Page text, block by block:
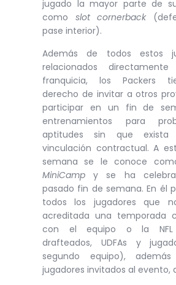
jugado la mayor parte de
como slot cornerback
pase interior).
Además de todos estos
relacionados
franquicia, los Packers
derecho de invitar a otros
participar en un fin de
entrenamientos para
aptitudes sin que exista
vinculación contractual. A
semana se le conoce
MiniCamp y se ha
pasado fin de semana. En él
todos los jugadores que
acreditada una temporada
con el equipo o la NFL
drafteados, UDFAs y
segundo equipo),
jugadores invitados al evento,